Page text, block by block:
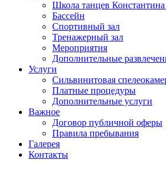
Школа танцев
Бассейн
Спортивный зал
Тренажерный зал
Мероприятия
Дополнительные
Услуги
Сильвинитовая
Платные процедуры
Дополнительные услуги
Важное
Договор публичной оферы
Правила пребывания
Галерея
Контакты